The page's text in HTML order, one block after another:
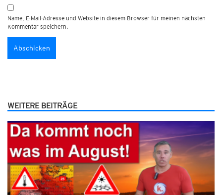
Name, E-Mail-Adresse und Website in diesem Browser für meinen nächsten
Kommentar speichern.
WEITERE BEITRÄGE